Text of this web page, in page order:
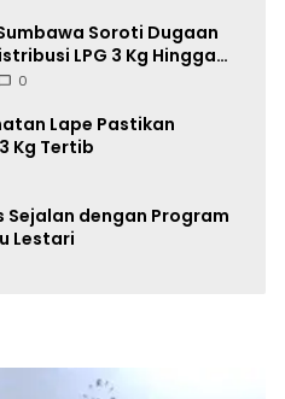
Soroti Dugaan
LPG 3 Kg Hingga
0
Lape Pastikan
Kg Tertib
Sejalan dengan Program
Lestari